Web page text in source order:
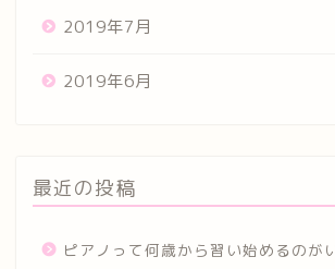
2019年7月
2019年6月
最近の投稿
ピアノって何歳から習い始めるのが